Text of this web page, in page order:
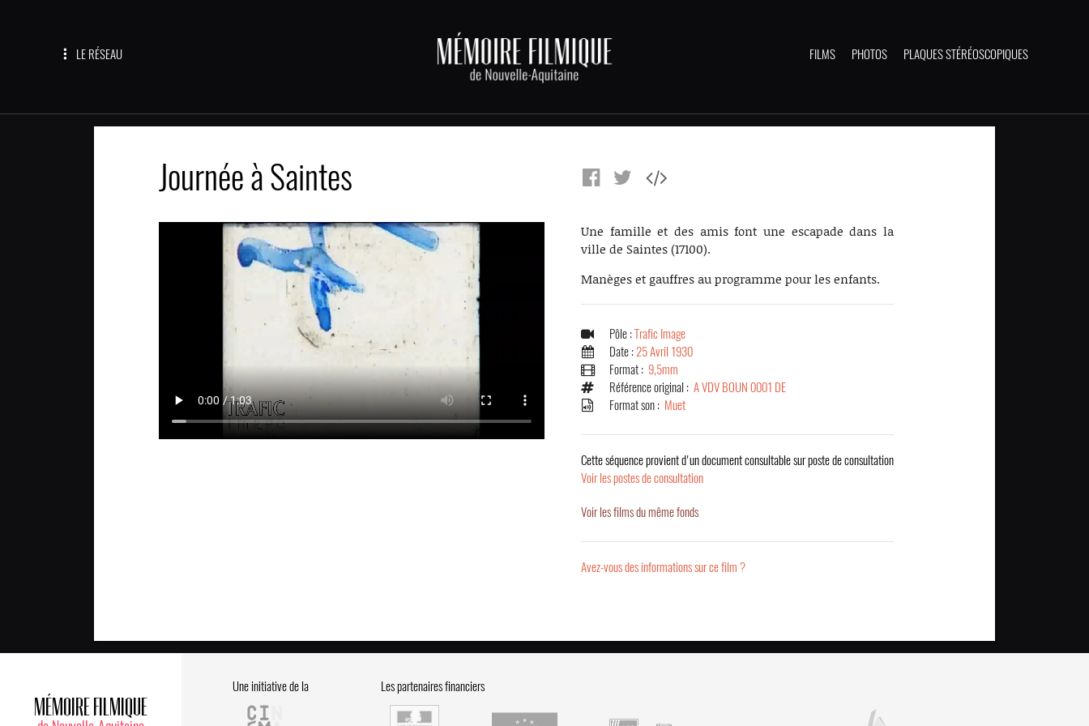
LE RÉSEAU FILMS PHOTOS PLAQUES STÉRÉOSCOPIQUES
Journée à Saintes
Une famille et des amis font une escapade dans la
ville de Saintes (17100).
Manèges et gauffres au programme pour les enfants.
Pôle :Trafic Image
Date :25 Avril 1930
Format : 9,5mm
Référence original : A VDV BOUN 0001 DE
Format son : Muet
Cette séquence provient d'un document consultable sur poste de consultation
Voir les postes de consultation
Voir les films du même fonds
Avez-vous des informations sur ce film ?
MÉMOIRE FILMIQUE
Une initiative de la Les partenaires financiers